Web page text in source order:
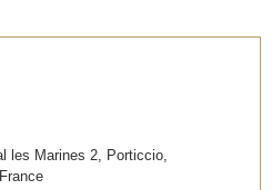
les Marines 2, Porticcio,